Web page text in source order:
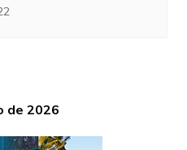
de 2026